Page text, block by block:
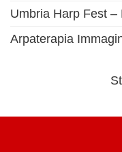
Umbria Harp Fest –
Arpaterapia